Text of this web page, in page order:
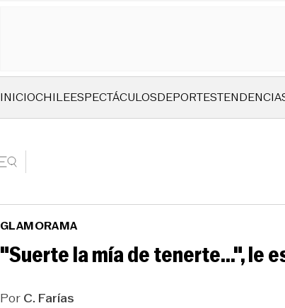
INICIOCHILEESPECTÁCULOSDEPORTES
GLAMORAMA
"Suerte la mía de tenerte...", le
PorC. Farías